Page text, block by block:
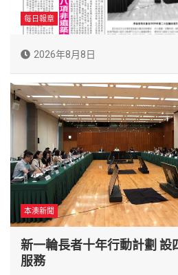
每日報章
2026年8月8日
本澳新聞
新一輪長者十年行動計劃 設
服務